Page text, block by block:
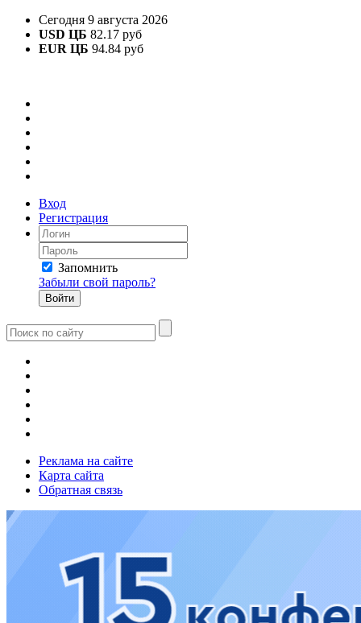
Сегодня 9 августа 2026
USD ЦБ 82.17 руб
EUR ЦБ 94.84 руб
Вход
Регистрация
Запомнить
Забыли свой пароль?
Реклама на сайте
Карта сайта
Обратная связь